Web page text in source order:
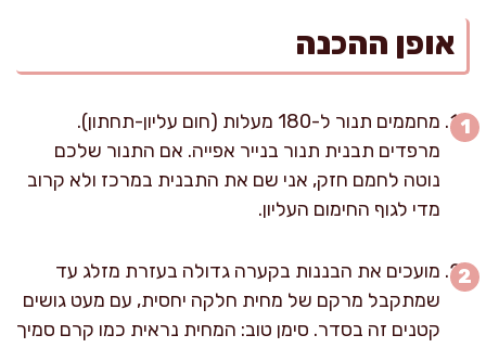
אופן ההכנה
מחממים תנור ל-180 מעלות (חום עליון-תחתון).
מרפדים תבנית תנור בנייר אפייה. אם התנור שלכם
נוטה לחמם חזק, אני שם את התבנית במרכז ולא קרוב
מדי לגוף החימום העליון.
מועכים את הבננות בקערה גדולה בעזרת מזלג עד
שמתקבל מרקם של מחית חלקה יחסית, עם מעט גושים
קטנים זה בסדר. סימן טוב: המחית נראית כמו קרם סמיך